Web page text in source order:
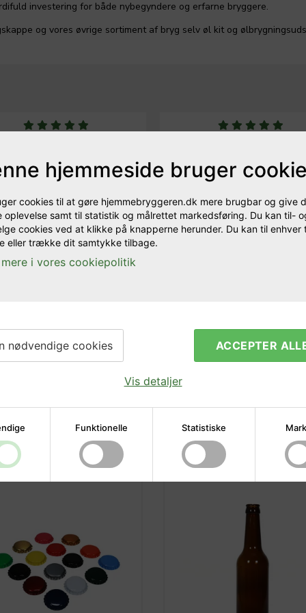
hjemmeside bruger
cookies til at gøre hjemmebryggeren.dk mere brugbar og give
oplevelse samt til statistik og målrettet markedsføring. Du kan til-
cookies ved at klikke på knapperne herunder. Du kan til enhver
eller trække dit samtykke tilbage.
i vores cookiepolitik
nødvendige cookies ACCEPTER
Vis detaljer
Funktionelle Statistiske
investering for både nybegyndere og erfarne bryggere.
og vores øvrige sortiment af bryg selv øl kit og
Vi har prøvet forskellige
af udstyr og råvarer, og
er klart vores favorit
brugervenlighed og service.
Olfred Stolberg-Rohr
produkt, der gør det let at
gang. Jeg har flere gange brugt
gode råd. Kan anbefale både
kursus!
der hitter blandt